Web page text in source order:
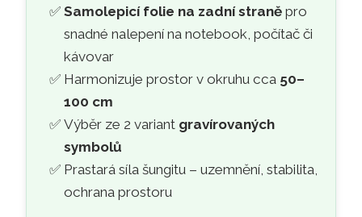
Samolepicí folie na zadní straněpro
snadné nalepení na notebook, počítač či
kávovar
Harmonizuje prostor v okruhu cca 50–
100 cm
Výběr ze 2 variant gravírovaných
symbolů
Prastará síla šungitu – uzemnění, stabilita,
ochrana prostoru